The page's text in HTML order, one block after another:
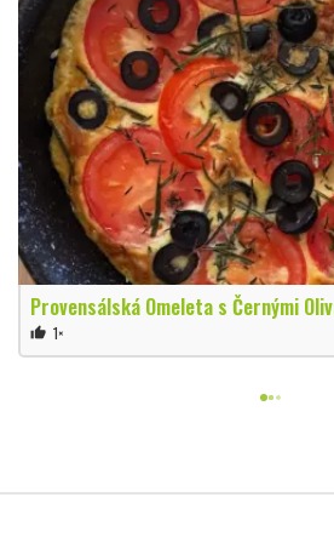
Provensálská Omeleta s Černými
thumb_up 1×